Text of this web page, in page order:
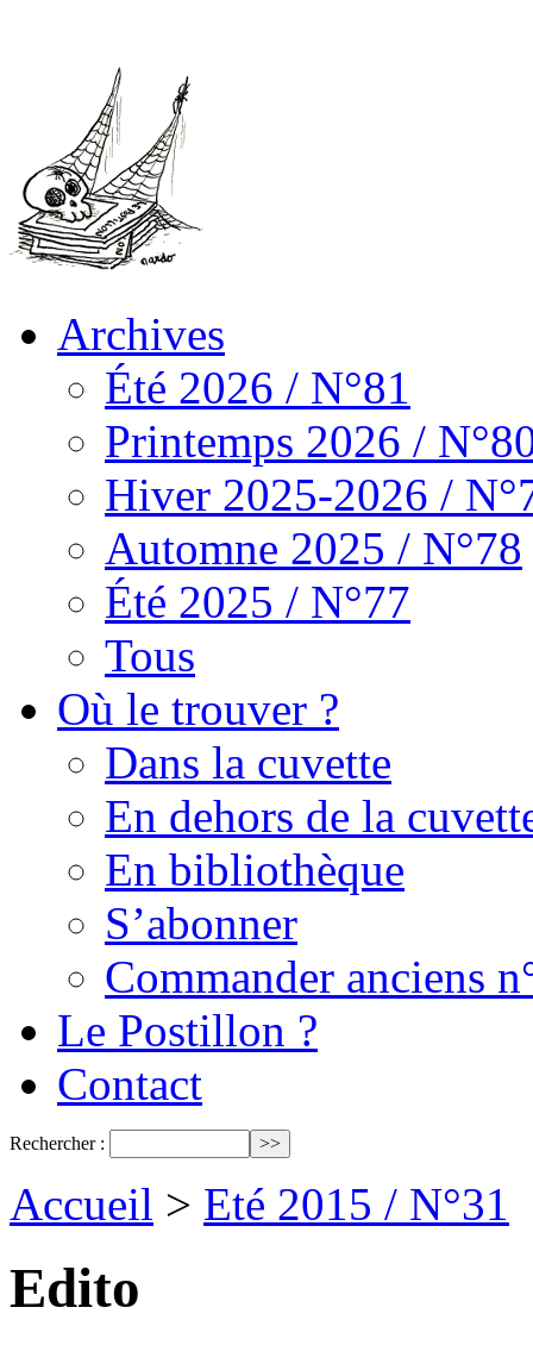
Archives
Été 2026 / N°81
Printemps 2026 /
Hiver 2025-2026 /
Automne 2025 / N°78
Été 2025 / N°77
Tous
Où le trouver ?
Dans la cuvette
En dehors de la
En bibliothèque
S’abonner
Commander anciens
Le Postillon ?
Contact
Rechercher :
Accueil > Eté 2015 / N°31
Edito